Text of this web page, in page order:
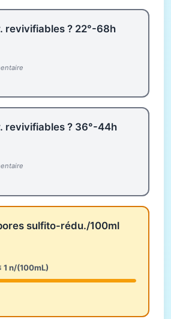
revivifiables ? 22°-68h
revivifiables ? 36°-44h
sulfito-rédu./100ml
1 n/(100mL)